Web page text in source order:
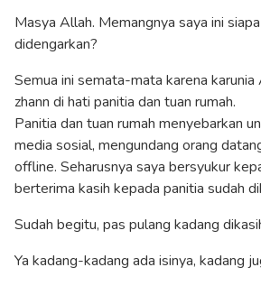
Masya Allah. Memangnya saya ini
didengarkan?
Semua ini semata-mata karena karunia
zhann di hati panitia dan tuan rumah.
Panitia dan tuan rumah menyebarkan
media sosial, mengundang orang
offline. Seharusnya saya bersyukur
berterima kasih kepada panitia sudah
Sudah begitu, pas pulang kadang
Ya kadang-kadang ada isinya, kadang